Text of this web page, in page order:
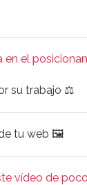
el
su trabajo ⚖️
tu web 🖼️
vídeo de